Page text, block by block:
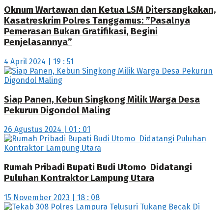
Oknum Wartawan dan Ketua LSM Ditersangkakan,
Kasatreskrim Polres Tanggamus: ”Pasalnya
Pemerasan Bukan Gratifikasi, Begini
Penjelasannya”
4 April 2024 | 19 : 51
Siap Panen, Kebun Singkong Milik Warga Desa
Pekurun Digondol Maling
26 Agustus 2024 | 01 : 01
Rumah Pribadi Bupati Budi Utomo Didatangi
Puluhan Kontraktor Lampung Utara
15 November 2023 | 18 : 08